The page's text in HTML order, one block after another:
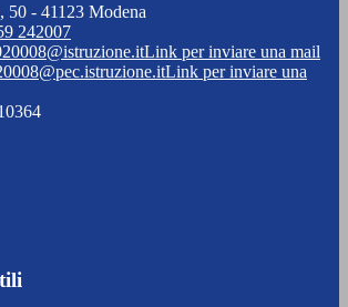
50 - 41123 Modena
242007
Link per inviare una mail
Link per inviare una